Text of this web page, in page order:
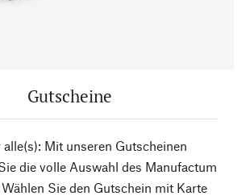
Gutscheine
alle(s): Mit unseren Gutscheinen
die volle Auswahl des Manufactum
Sie den Gutschein mit Karte